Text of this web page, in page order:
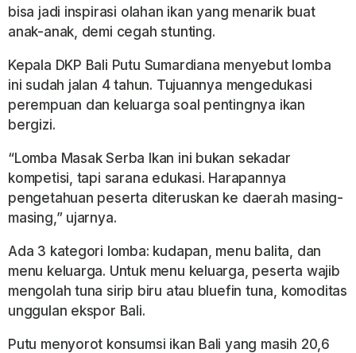
bisa jadi inspirasi olahan ikan yang menarik buat
anak-anak, demi cegah stunting.
Kepala DKP Bali Putu Sumardiana menyebut lomba
ini sudah jalan 4 tahun. Tujuannya mengedukasi
perempuan dan keluarga soal pentingnya ikan
bergizi.
“Lomba Masak Serba Ikan ini bukan sekadar
kompetisi, tapi sarana edukasi. Harapannya
pengetahuan peserta diteruskan ke daerah masing-
masing,” ujarnya.
Ada 3 kategori lomba: kudapan, menu balita, dan
menu keluarga. Untuk menu keluarga, peserta wajib
mengolah tuna sirip biru atau bluefin tuna, komoditas
unggulan ekspor Bali.
Putu menyorot konsumsi ikan Bali yang masih 20,6